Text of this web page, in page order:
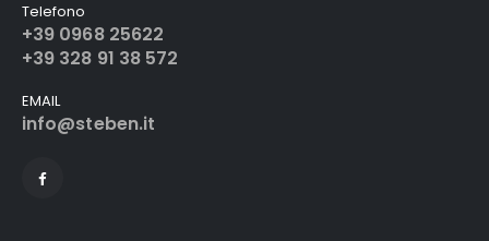
Telefono
+39 0968 25622
+39 328 91 38 572
EMAIL
info@steben.it